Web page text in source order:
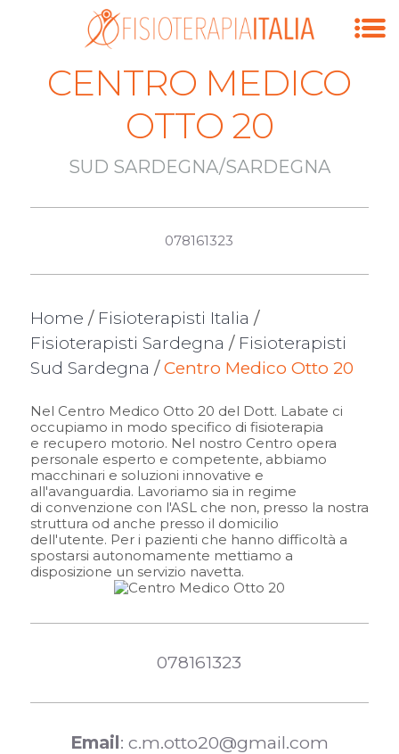
CENTRO MEDICO
OTTO 20
SUD SARDEGNA/SARDEGNA
078161323
Home / Fisioterapisti Italia /
Fisioterapisti Sardegna / Fisioterapisti
Sud Sardegna /Centro Medico Otto 20
Nel Centro Medico Otto 20 del Dott. Labate ci
occupiamo in modo specifico di fisioterapia
e recupero motorio. Nel nostro Centro opera
personale esperto e competente, abbiamo
macchinari e soluzioni innovative e
all'avanguardia. Lavoriamo sia in regime
di convenzione con l'ASL che non, presso la nostra
struttura od anche presso il domicilio
dell'utente. Per i pazienti che hanno difficoltà a
spostarsi autonomamente mettiamo a
disposizione un servizio navetta.
078161323
Email: c.m.otto20@gmail.com